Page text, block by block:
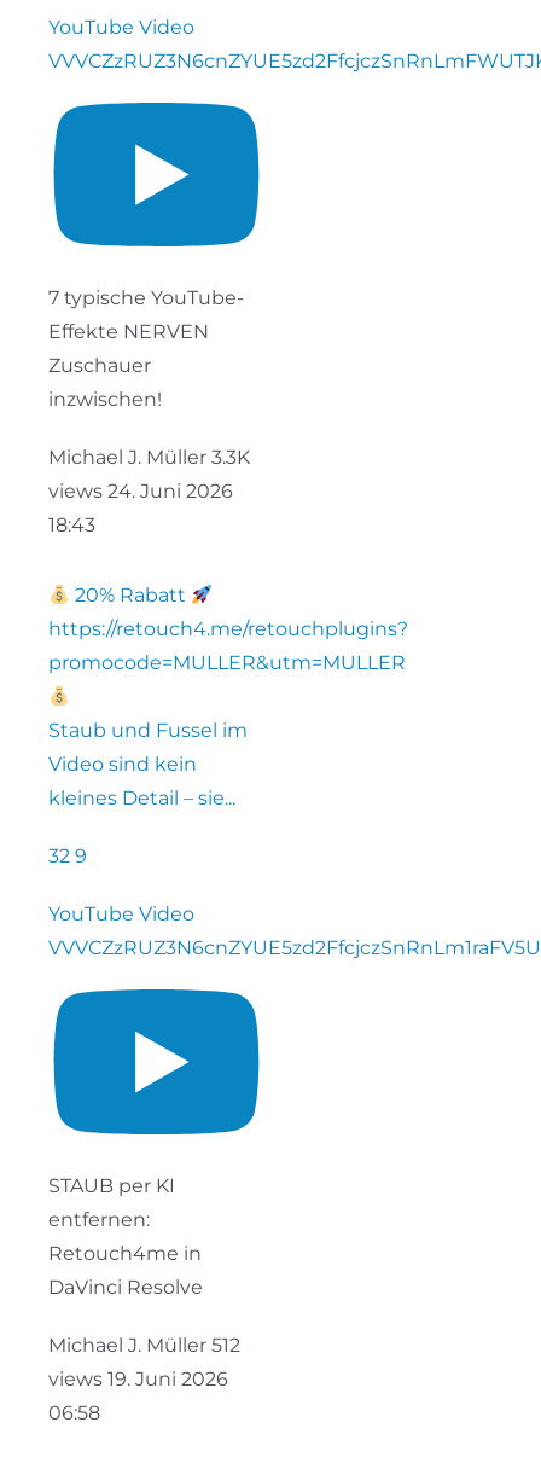
YouTube Video
7 typische YouTube-
Effekte NERVEN
Zuschauer
inzwischen!
Michael J. Müller 3.3K
views 24. Juni 2026
18:43
20% Rabatt
https://retouch4.me/retouchplugins?
promocode=MULLER&utm=MULLER
Staub und Fussel im
Video sind kein
kleines Detail – sie...
32 9
YouTube Video
STAUB per KI
entfernen:
Retouch4me in
DaVinci Resolve
Michael J. Müller 512
views 19. Juni 2026
06:58